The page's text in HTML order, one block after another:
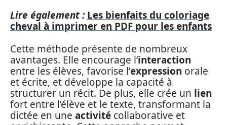
Lire également : Les bienfaits du coloriage
cheval à imprimer en PDF pour les enfants
Cette méthode présente de nombreux
avantages. Elle encourage l’interaction
entre les élèves, favorise l’expression orale
et écrite, et développe la capacité à
structurer un récit. De plus, elle crée un lien
fort entre l’élève et le texte, transformant la
dictée en une activité collaborative et